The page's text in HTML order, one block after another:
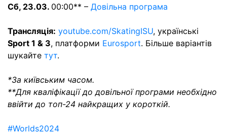
Сб, 23.03. 00:00** – Довільна програма
Трансляція: youtube.com/SkatingISU, українські
Sport 1 & 3, платформи Eurosport. Більше варіантів
шукайте тут.
*За київським часом.
**Для кваліфікації до довільної програми необхідно
ввійти до топ-24 найкращих у короткій.
#Worlds2024